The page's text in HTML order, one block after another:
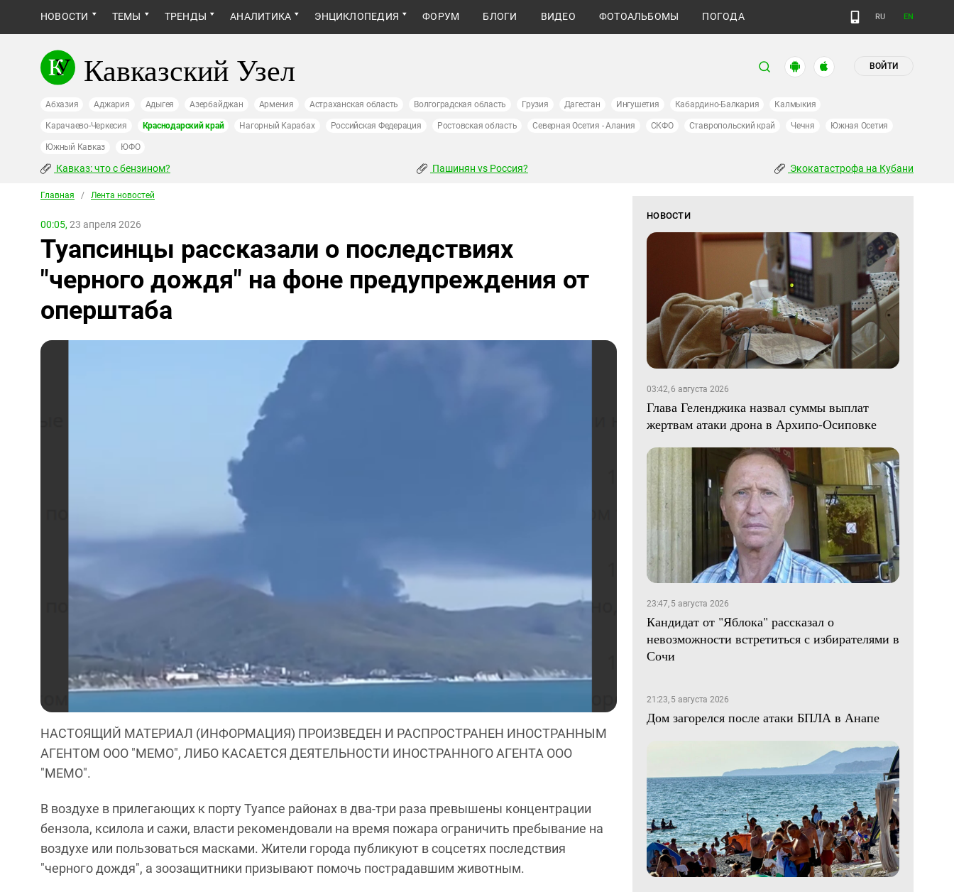
НОВОСТИ ТЕМЫ ТРЕНДЫ АНАЛИТИКА ЭНЦИКЛОПЕДИЯ ФОРУМ БЛОГИ ВИДЕО ФОТОАЛЬБОМЫ ПОГОДА RU EN
Кавказский Узел ВОЙТИ
Абхазия Аджария Адыгея Азербайджан Армения Астраханская область Волгоградская область Грузия Дагестан Ингушетия Кабардино-Балкария Калмыкия
Карачаево-Черкесия Краснодарский край Нагорный Карабах Российская Федерация Ростовская область Северная Осетия - Алания СКФО Ставропольский край Чечня Южная Осетия
Южный Кавказ ЮФО
Кавказ: что с бензином? Пашинян vs Россия? Экокатастрофа на Кубани
Главная / Лента новостей
00:05, 23 апреля 2026
Туапсинцы рассказали о последствиях
"черного дождя" на фоне предупреждения от
оперштаба
НАСТОЯЩИЙ МАТЕРИАЛ (ИНФОРМАЦИЯ) ПРОИЗВЕДЕН И РАСПРОСТРАНЕН ИНОСТРАННЫМ
АГЕНТОМ ООО "МЕМО", ЛИБО КАСАЕТСЯ ДЕЯТЕЛЬНОСТИ ИНОСТРАННОГО АГЕНТА ООО
"МЕМО".
В воздухе в прилегающих к порту Туапсе районах в два-три раза превышены концентрации
бензола, ксилола и сажи, власти рекомендовали на время пожара ограничить пребывание на
воздухе или пользоваться масками. Жители города публикуют в соцсетях последствия
"черного дождя", а зоозащитники призывают помочь пострадавшим животным.
НОВОСТИ
03:42, 6 августа 2026
Глава Геленджика назвал суммы выплат
жертвам атаки дрона в Архипо-Осиповке
23:47, 5 августа 2026
Кандидат от "Яблока" рассказал о
невозможности встретиться с избирателями в
Сочи
21:23, 5 августа 2026
Дом загорелся после атаки БПЛА в Анапе